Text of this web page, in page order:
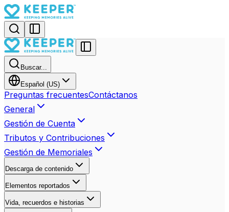
Buscar...
Español (US)
Preguntas frecuentesContáctanos
General
Gestión de Cuenta
Tributos y Contribuciones
Gestión de Memoriales
Descarga de contenido
Elementos reportados
Vida, recuerdos e historias